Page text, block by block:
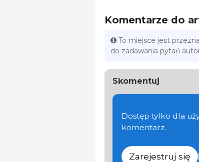
Komentarze do
To miejsce jest
do zadawania pytań
Skomentuj
Dostęp tylko dla
komentarz.
Zarejestruj się